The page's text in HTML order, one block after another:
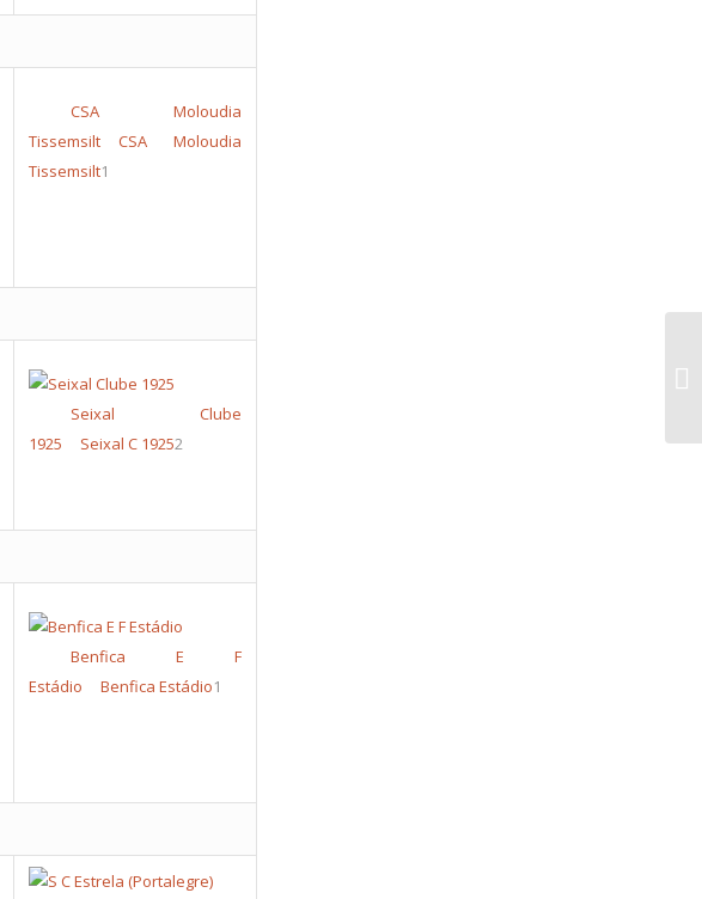
CSA Moloudia
Tissemsilt
CSA Moloudia
Tissemsilt1
Seixal Clube
1925
Seixal C 19252
Benfica E F
Estádio
Benfica Estádio1